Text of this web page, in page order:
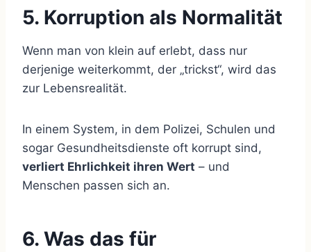
5. Korruption als Normalität
Wenn man von klein auf erlebt, dass nur
derjenige weiterkommt, der „trickst“, wird das
zur Lebensrealität.
In einem System, in dem Polizei, Schulen und
sogar Gesundheitsdienste oft korrupt sind,
verliert Ehrlichkeit ihren Wert – und
Menschen passen sich an.
6. Was das für